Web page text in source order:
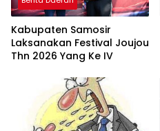
Kabupaten Samosir
Laksanakan Festival Joujou
Thn 2026 Yang Ke IV